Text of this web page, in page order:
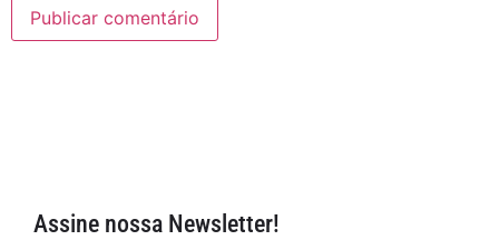
Assine nossa Newsletter!